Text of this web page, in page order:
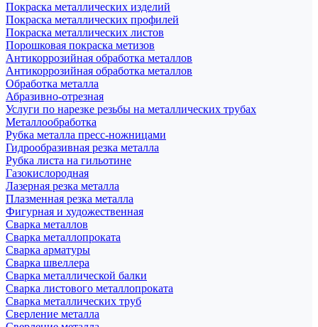
Покраска металлических изделий
Покраска металлических профилей
Покраска металлических листов
Порошковая покраска метизов
Антикоррозийная обработка металлов
Антикоррозийная обработка металлов
Обработка металла
Абразивно-отрезная
Услуги по нарезке резьбы на металлических трубах
Металлообработка
Рубка металла пресс-ножницами
Гидрообразивная резка металла
Рубка листа на гильотине
Газокислородная
Лазерная резка металла
Плазменная резка металла
Фигурная и художественная
Сварка металлов
Сварка металлопроката
Сварка арматуры
Сварка швеллера
Сварка металлической балки
Сварка листового металлопроката
Сварка металлических труб
Сверление металла